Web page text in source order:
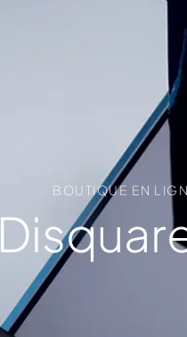
BOUTIQUE EN